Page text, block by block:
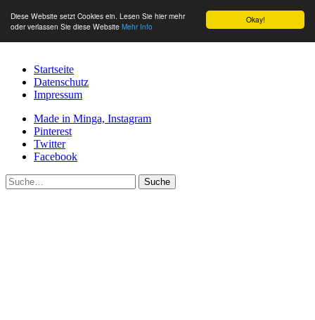
Okay!
Diese Website setzt Cookies ein. Lesen Sie hier mehr
oder verlassen Sie diese Website Mehr Info
Startseite
Datenschutz
Impressum
Made in Minga, Instagram
Pinterest
Twitter
Facebook
Suche